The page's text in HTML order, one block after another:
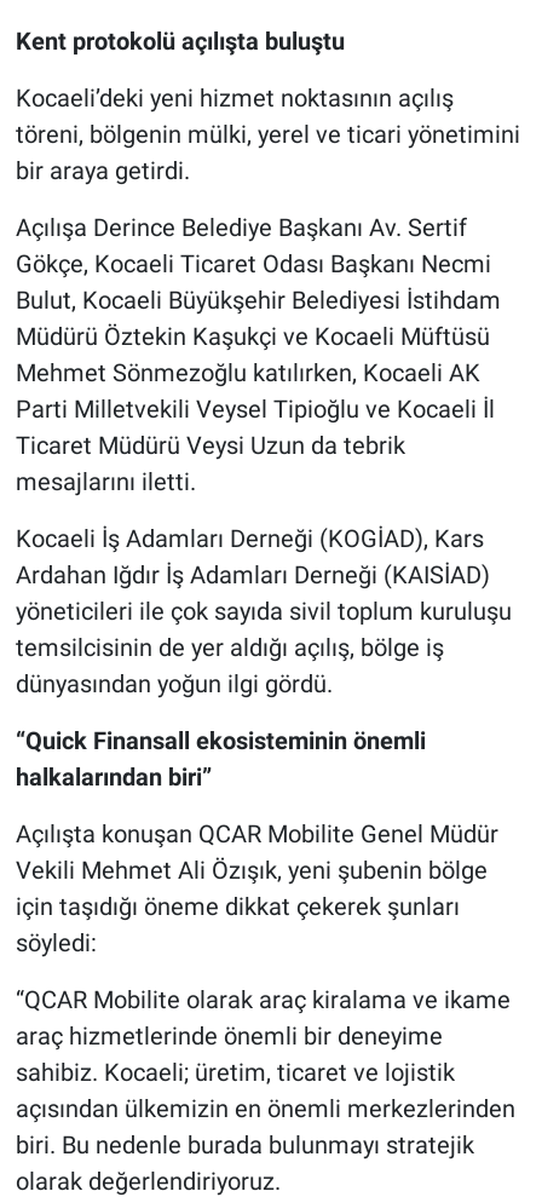
Kent protokolü açılışta buluştu
Kocaeli’deki yeni hizmet noktasının açılış
töreni, bölgenin mülki, yerel ve ticari yönetimini
bir araya getirdi.
Açılışa Derince Belediye Başkanı Av. Sertif
Gökçe, Kocaeli Ticaret Odası Başkanı Necmi
Bulut, Kocaeli Büyükşehir Belediyesi İstihdam
Müdürü Öztekin Kaşukçi ve Kocaeli Müftüsü
Mehmet Sönmezoğlu katılırken, Kocaeli AK
Parti Milletvekili Veysel Tipioğlu ve Kocaeli İl
Ticaret Müdürü Veysi Uzun da tebrik
mesajlarını iletti.
Kocaeli İş Adamları Derneği (KOGİAD), Kars
Ardahan Iğdır İş Adamları Derneği (KAISİAD)
yöneticileri ile çok sayıda sivil toplum kuruluşu
temsilcisinin de yer aldığı açılış, bölge iş
dünyasından yoğun ilgi gördü.
“Quick Finansall ekosisteminin önemli
halkalarından biri”
Açılışta konuşan QCAR Mobilite Genel Müdür
Vekili Mehmet Ali Özışık, yeni şubenin bölge
için taşıdığı öneme dikkat çekerek şunları
söyledi:
“QCAR Mobilite olarak araç kiralama ve ikame
araç hizmetlerinde önemli bir deneyime
sahibiz. Kocaeli; üretim, ticaret ve lojistik
açısından ülkemizin en önemli merkezlerinden
biri. Bu nedenle burada bulunmayı stratejik
olarak değerlendiriyoruz.